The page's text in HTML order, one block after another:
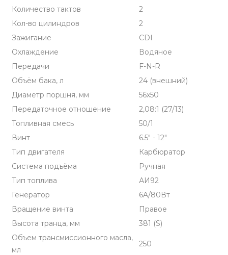
Количество тактов
2
Кол-во цилиндров
2
Зажигание
CDI
Охлаждение
Водяное
Передачи
F-N-R
Объём бака, л
24 (внешний)
Диаметр поршня, мм
56x50
Передаточное отношение
2,08:1 (27/13)
Топливная смесь
50/1
Винт
6.5" - 12"
Тип двигателя
Карбюратор
Система подъёма
Ручная
Тип топлива
АИ92
Генератор
6A/80Вт
Вращение винта
Правое
Высота транца, мм
381 (S)
Объем трансмиссионного масла,
мл
250